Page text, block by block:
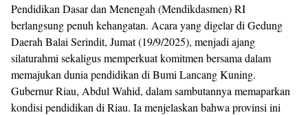
Pendidikan Dasar dan Menengah (Mendikdasmen) RI
berlangsung penuh kehangatan. Acara yang digelar di Gedung
Daerah Balai Serindit, Jumat (19/9/2025), menjadi ajang
silaturahmi sekaligus memperkuat komitmen bersama dalam
memajukan dunia pendidikan di Bumi Lancang Kuning.
Gubernur Riau, Abdul Wahid, dalam sambutannya memaparkan
kondisi pendidikan di Riau. Ia menjelaskan bahwa provinsi ini